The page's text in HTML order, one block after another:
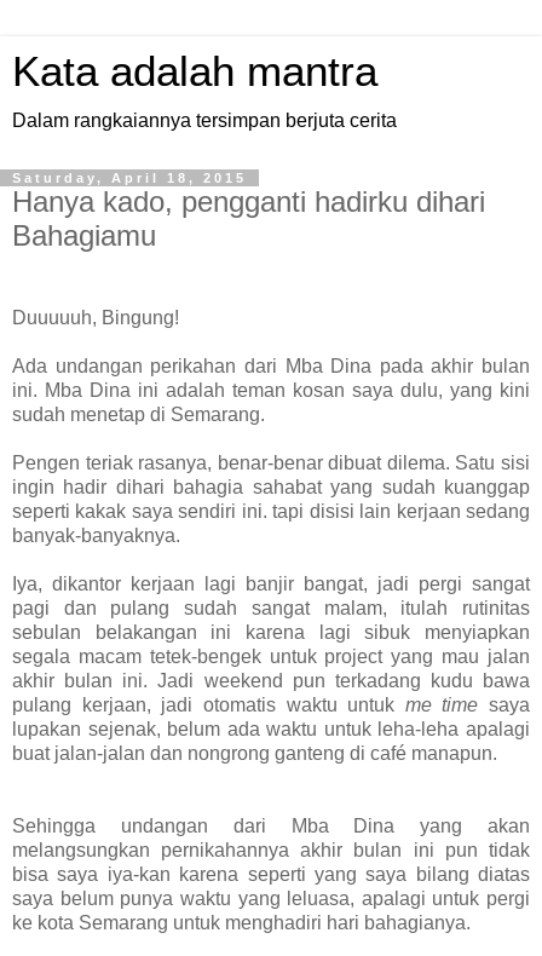
Kata adalah mantra
Dalam rangkaiannya tersimpan berjuta cerita
Saturday, April 18, 2015
Hanya kado, pengganti hadirku dihari
Bahagiamu
Duuuuuh, Bingung!
Ada undangan perikahan dari Mba Dina pada akhir bulan
ini. Mba Dina ini adalah teman kosan saya dulu, yang kini
sudah menetap di Semarang.
Pengen teriak rasanya, benar-benar dibuat dilema. Satu sisi
ingin hadir dihari bahagia sahabat yang sudah kuanggap
seperti kakak saya sendiri ini. tapi disisi lain kerjaan sedang
banyak-banyaknya.
Iya, dikantor kerjaan lagi banjir bangat, jadi pergi sangat
pagi dan pulang sudah sangat malam, itulah rutinitas
sebulan belakangan ini karena lagi sibuk menyiapkan
segala macam tetek-bengek untuk project yang mau jalan
akhir bulan ini. Jadi weekend pun terkadang kudu bawa
pulang kerjaan, jadi otomatis waktu untuk me time saya
lupakan sejenak, belum ada waktu untuk leha-leha apalagi
buat jalan-jalan dan nongrong ganteng di café manapun.
Sehingga undangan dari Mba Dina yang akan
melangsungkan pernikahannya akhir bulan ini pun tidak
bisa saya iya-kan karena seperti yang saya bilang diatas
saya belum punya waktu yang leluasa, apalagi untuk pergi
ke kota Semarang untuk menghadiri hari bahagianya.